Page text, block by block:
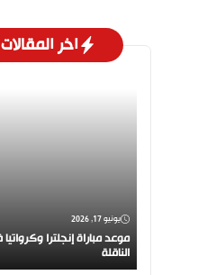
اخر المقالات
يونيو 17, 2026
الناقلة